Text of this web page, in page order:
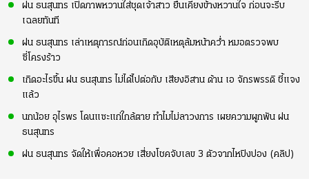
ฝน ธนสุนทร เปิดภาพหวานใส่ชุดเจ้าสาว ยืนเคียงข้างหวานใจ ก่อนจะรีบ
เฉลยทันที
ฝน ธนสุนทร เล่าเหตุการณ์ก่อนเกิดอุบัติเหตุล้มหน้าคว่ำ หมอตรวจพบ
ซี่โครงร้าว
เกิดอะไรขึ้น ฝน ธนสุนทร ไม่ได้ไปต่อกับ เสียงอิสาน ด้าน เอ จักรพรรดิ ชี้แจง
แล้ว
นกน้อย อุไรพร โดนแซะแก่ใกล้ตาย ทำไมไม่ลาวงการ เผยความผูกพัน ฝน
ธนสุนทร
ฝน ธนสุนทร จัดให้เพื่อคอหวย เสี่ยงโชคจับเลข 3 ตัวจากไหปิงปอง (คลิป)